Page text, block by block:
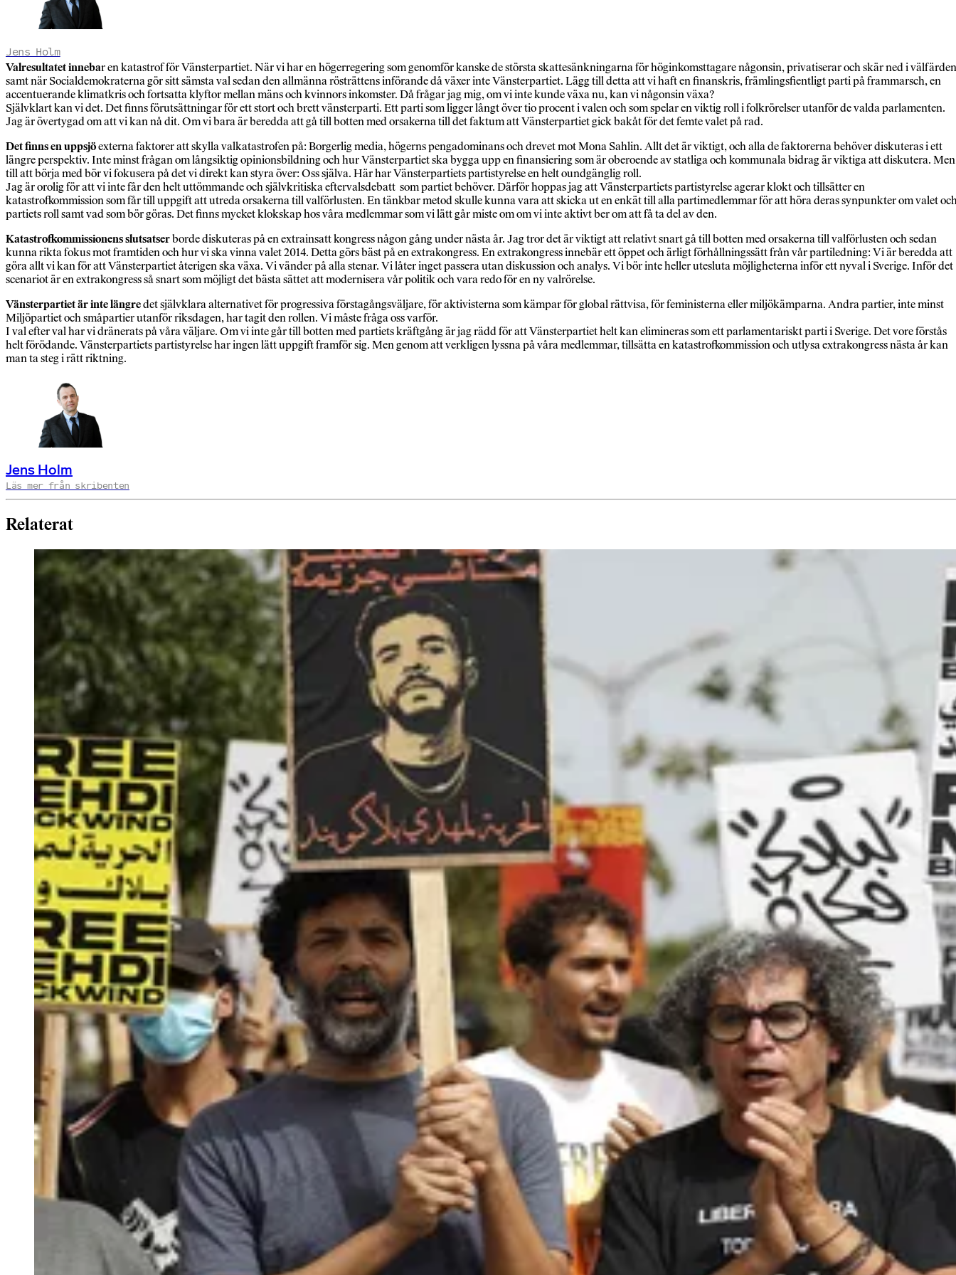
Jens Holm
Valresultatet innebar en katastrof för Vänsterpartiet. När vi har en högerregering som genomför kanske de största skattesänkningarna för höginkomsttagare någonsin, privatiserar och skär ned i välfärden
samt när Socialdemokraterna gör sitt sämsta val sedan den allmänna rösträttens införande då växer inte Vänsterpartiet. Lägg till detta att vi haft en finanskris, främlingsfientligt parti på frammarsch, en
accentuerande klimatkris och fortsatta klyftor mellan mäns och kvinnors inkomster. Då frågar jag mig, om vi inte kunde växa nu, kan vi någonsin växa?
Självklart kan vi det. Det finns förutsättningar för ett stort och brett vänsterparti. Ett parti som ligger långt över tio procent i valen och som spelar en viktig roll i folkrörelser utanför de valda parlamenten.
Jag är övertygad om att vi kan nå dit. Om vi bara är beredda att gå till botten med orsakerna till det faktum att Vänsterpartiet gick bakåt för det femte valet på rad.
Det finns en uppsjöexterna faktorer att skylla valkatastrofen på: Borgerlig media, högerns pengadominans och drevet mot Mona Sahlin. Allt det är viktigt, och alla de faktorerna behöver diskuteras i ett
längre perspektiv. Inte minst frågan om långsiktig opinionsbildning och hur Vänsterpartiet ska bygga upp en finansiering som är oberoende av statliga och kommunala bidrag är viktiga att diskutera. Men
till att börja med bör vi fokusera på det vi direkt kan styra över: Oss själva. Här har Vänsterpartiets partistyrelse en helt oundgänglig roll.
Jag är orolig för att vi inte får den helt uttömmande och självkritiska eftervalsdebatt som partiet behöver. Därför hoppas jag att Vänsterpartiets partistyrelse agerar klokt och tillsätter en
katastrofkommission som får till uppgift att utreda orsakerna till valförlusten. En tänkbar metod skulle kunna vara att skicka ut en enkät till alla partimedlemmar för att höra deras synpunkter om valet
partiets roll samt vad som bör göras. Det finns mycket klokskap hos våra medlemmar som vi lätt går miste om om vi inte aktivt ber om att få ta del av den.
Katastrofkommissionens slutsatserborde diskuteras på en extrainsatt kongress någon gång under nästa år. Jag tror det är viktigt att relativt snart gå till botten med orsakerna till valförlusten och sedan
kunna rikta fokus mot framtiden och hur vi ska vinna valet 2014. Detta görs bäst på en extrakongress. En extrakongress innebär ett öppet och ärligt förhållningssätt från vår partiledning: Vi är beredda att
göra allt vi kan för att Vänsterpartiet återigen ska växa. Vi vänder på alla stenar. Vi låter inget passera utan diskussion och analys. Vi bör inte heller utesluta möjligheterna inför ett nyval i Sverige. Inför det
scenariot är en extrakongress så snart som möjligt det bästa sättet att modernisera vår politik och vara redo för en ny valrörelse.
Vänsterpartiet är inte längredet självklara alternativet för progressiva förstagångsväljare, för aktivisterna som kämpar för global rättvisa, för feministerna eller miljökämparna. Andra partier, inte minst
Miljöpartiet och småpartier utanför riksdagen, har tagit den rollen. Vi måste fråga oss varför.
I val efter val har vi dränerats på våra väljare. Om vi inte går till botten med partiets kräftgång är jag rädd för att Vänsterpartiet helt kan elimineras som ett parlamentariskt parti i Sverige. Det vore förstås
helt förödande. Vänsterpartiets partistyrelse har ingen lätt uppgift framför sig. Men genom att verkligen lyssna på våra medlemmar, tillsätta en katastrofkommission och utlysa extrakongress nästa år kan
man ta steg i rätt riktning.
Jens Holm
Läs mer från skribenten
Relaterat